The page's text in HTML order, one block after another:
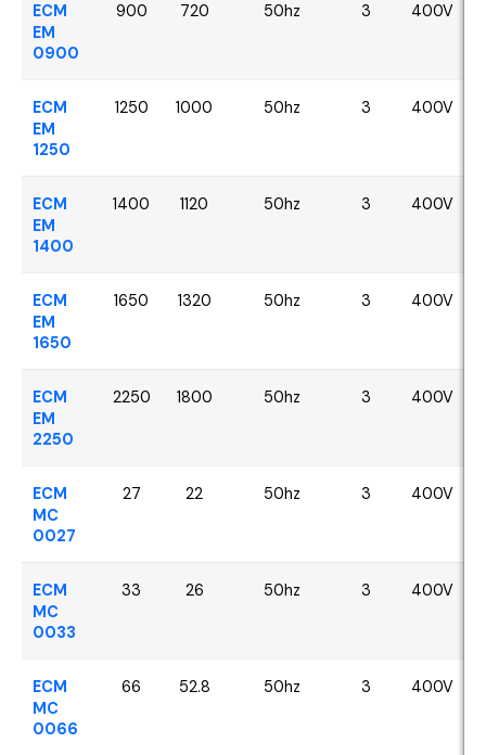
ECM
EM
0900
900 720 50hz 3 400V
ECM
EM
1250
1250 1000 50hz 3 400V
ECM
EM
1400
1400 1120 50hz 3 400V
ECM
EM
1650
1650 1320 50hz 3 400V
ECM
EM
2250
2250 1800 50hz 3 400V
ECM
MC
0027
27 22 50hz 3 400V
ECM
MC
0033
33 26 50hz 3 400V
ECM
MC
0066
66 52.8 50hz 3 400V